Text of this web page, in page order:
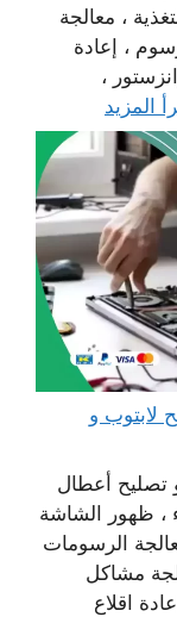
، معالجة
، إعادة
،
المزيد
65511033 تصليح لابتوب و
تصليح أعطال
، ظهور الشاشة
الرسومات
مشاكل
اقلاع